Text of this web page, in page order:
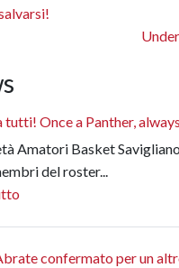
tutti! Once a Panther,
Amatori Basket
del roster...
confermato per un